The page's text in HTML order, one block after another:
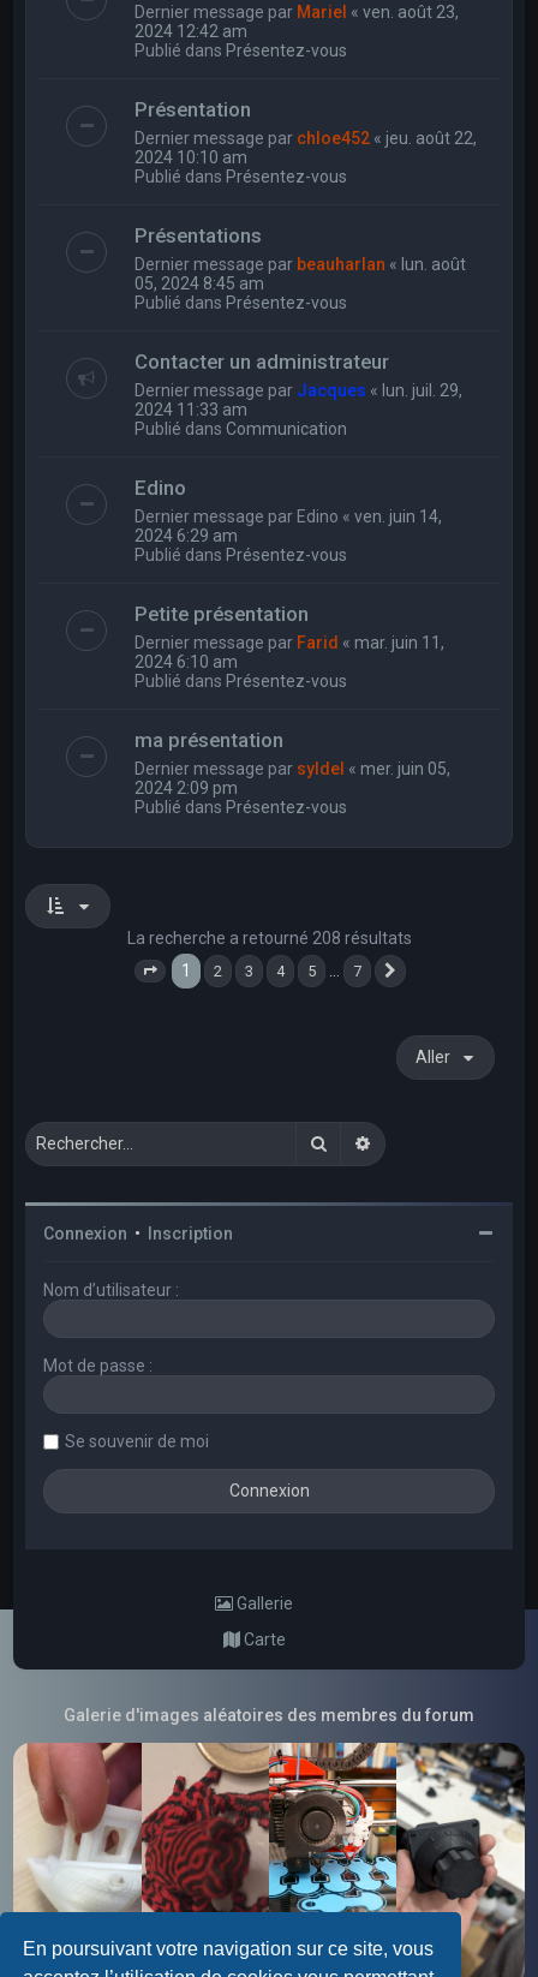
En poursuivant votre navigation sur ce site, vous
Dernier message par Mariel «ven. août 23,
2024 12:42 am
Publié dans Présentez-vous
Présentation
Dernier message par chloe452 « jeu. août 22,
2024 10:10 am
Publié dans Présentez-vous
Présentations
Dernier message par beauharlan « lun. août
05, 2024 8:45 am
Publié dans Présentez-vous
Contacter un administrateur
Dernier message par Jacques « lun. juil. 29,
2024 11:33 am
Publié dans Communication
Edino
Dernier message par Edino «ven. juin 14,
2024 6:29 am
Publié dans Présentez-vous
Petite présentation
Dernier message par Farid « mar. juin 11,
2024 6:10 am
Publié dans Présentez-vous
ma présentation
Dernier message par syldel « mer. juin 05,
2024 2:09 pm
Publié dans Présentez-vous
La recherche a retourné 208 résultats
Page 1 sur
1 2 3 4 5 7
Aller
RechercherRecherche avancée
Connexion • Inscription
Nom d’utilisateur :
Mot de passe :
Se souvenir de moi
Gallerie
Carte
Galerie d'images aléatoires des membres du forum